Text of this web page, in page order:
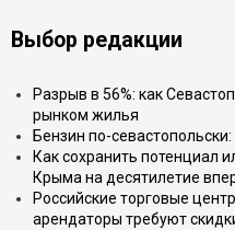
Выбор редакции
Разрыв в 56%: как
рынком жилья
Бензин по-
Как сохранить потенциал
Крыма на десятилетие
Российские торговые
арендаторы требуют